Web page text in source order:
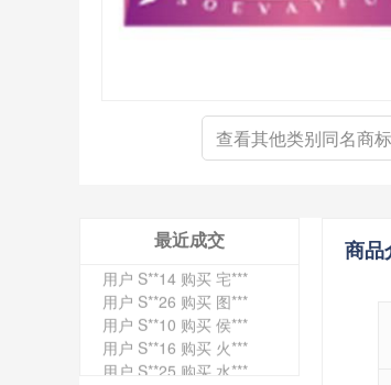
查看其他类别同名商
最近成交
用户 S**4 购买 天***
用户 S**5 购买 云***
用户 S**3 购买 K***
用户 S**9 购买 停***
用户 S**8 购买 专***
用户 S**14 购买 宅***
用户 S**26 购买 图***
用户 S**10 购买 侯***
用户 S**16 购买 火***
用户 S**25 购买 水***
用户 S**33 购买 巴***
商品